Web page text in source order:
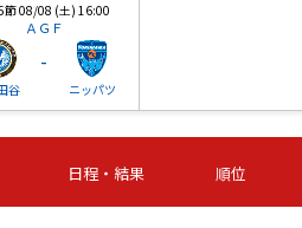
節 08/08 (土) 16:00
ＡＧＦ
谷
-
ニッパツ
節 09/05 (土) 15:00
ニッパツ
-
第16節 09/05 (土) 15:00
石人の星
-
果 次節
日程・結果 順位